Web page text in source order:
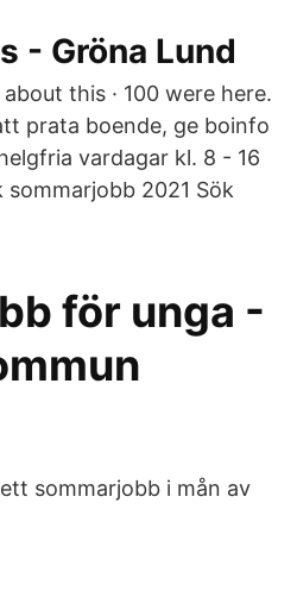
- Gröna Lund
about this · 100 were here.
prata boende, ge boinfo
vardagar kl. 8 - 16
2021 Sök
för unga -
sommarjobb i mån av